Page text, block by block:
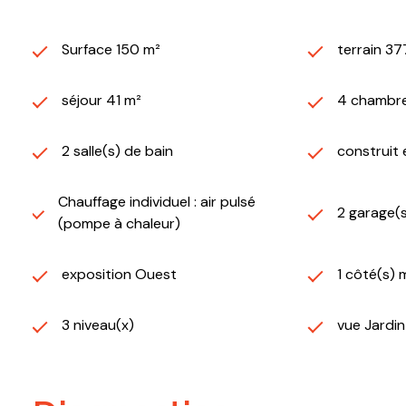
Surface 150 m² terrain
séjour 41 m² 4
2 salle(s) de bain construit
Chauffage individuel : air pulsé
(pompe à chaleur)
2
exposition Ouest 1 côté(s)
3 niveau(x) vue Jardin